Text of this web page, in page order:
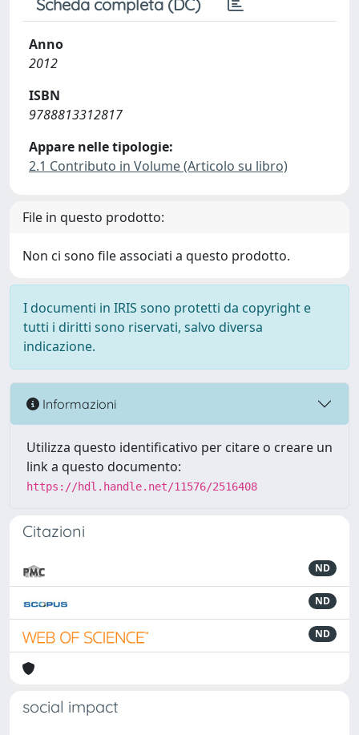
Scheda completa (DC)
Anno
2012
ISBN
9788813312817
Appare nelle tipologie:
2.1 Contributo in Volume (Articolo su libro)
File in questo prodotto:
Non ci sono file associati a questo prodotto.
I documenti in IRIS sono protetti da copyright e
tutti i diritti sono riservati, salvo diversa
indicazione.
Informazioni
Utilizza questo identificativo per citare o creare un
link a questo documento:
https://hdl.handle.net/11576/2516408
Citazioni
ND
ND
ND
social impact